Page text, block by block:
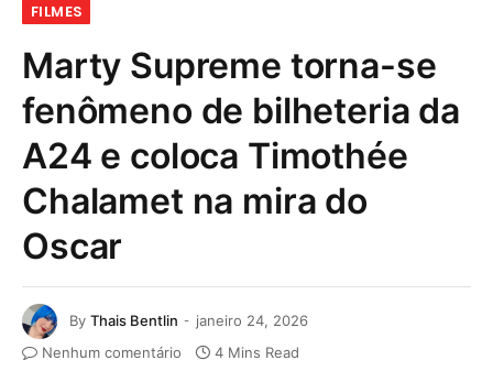
FILMES
Marty Supreme torna-se
fenômeno de bilheteria da
A24 e coloca Timothée
Chalamet na mira do
Oscar
By Thais Bentlin
janeiro 24, 2026
Nenhum comentário
4 Mins Read